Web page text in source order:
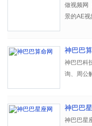
国贸易网
确、最有
做视频网
景的AE
神巴巴
神巴巴科
询、周公
神巴巴
神巴巴星